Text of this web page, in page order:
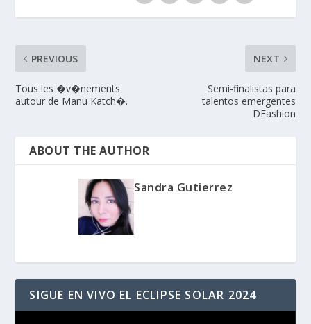
PREVIOUS
Tous les �v�nements
autour de Manu Katch�.
NEXT
Semi-finalistas para
talentos emergentes
DFashion
ABOUT THE AUTHOR
Sandra Gutierrez
SIGUE EN VIVO EL ECLIPSE SOLAR 2024